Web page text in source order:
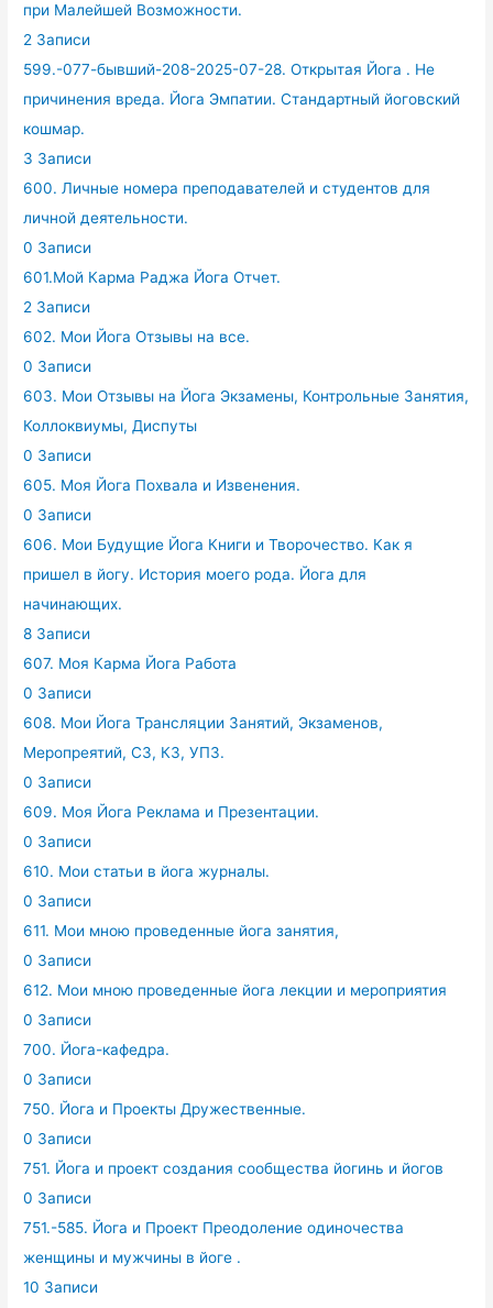
при Малейшей Возможности.
2 Записи
599.-077-бывший-208-2025-07-28. Открытая Йога . Не
причинения вреда. Йога Эмпатии. Стандартный йоговский
кошмар.
3 Записи
600. Личные номера преподавателей и студентов для
личной деятельности.
0 Записи
601.Мой Карма Раджа Йога Отчет.
2 Записи
602. Мои Йога Отзывы на все.
0 Записи
603. Мои Отзывы на Йога Экзамены, Контрольные Занятия,
Коллоквиумы, Диспуты
0 Записи
605. Моя Йога Похвала и Извенения.
0 Записи
606. Мои Будущие Йога Книги и Творочество. Как я
пришел в йогу. История моего рода. Йога для
начинающих.
8 Записи
607. Моя Карма Йога Работа
0 Записи
608. Мои Йога Трансляции Занятий, Экзаменов,
Меропреятий, СЗ, КЗ, УПЗ.
0 Записи
609. Моя Йога Реклама и Презентации.
0 Записи
610. Мои статьи в йога журналы.
0 Записи
611. Мои мною проведенные йога занятия,
0 Записи
612. Мои мною проведенные йога лекции и мероприятия
0 Записи
700. Йога-кафедра.
0 Записи
750. Йога и Проекты Дружественные.
0 Записи
751. Йога и проект создания сообщества йогинь и йогов
0 Записи
751.-585. Йога и Проект Преодоление одиночества
женщины и мужчины в йоге .
10 Записи